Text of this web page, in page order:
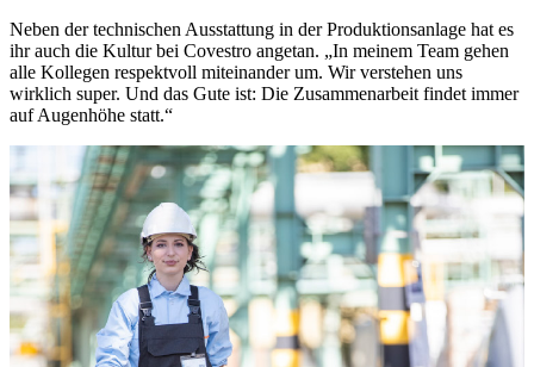
Neben der technischen Ausstattung in der Produktionsanlage hat es
ihr auch die Kultur bei Covestro angetan. „In meinem Team gehen
alle Kollegen respektvoll miteinander um. Wir verstehen uns
wirklich super. Und das Gute ist: Die Zusammenarbeit findet immer
auf Augenhöhe statt.“